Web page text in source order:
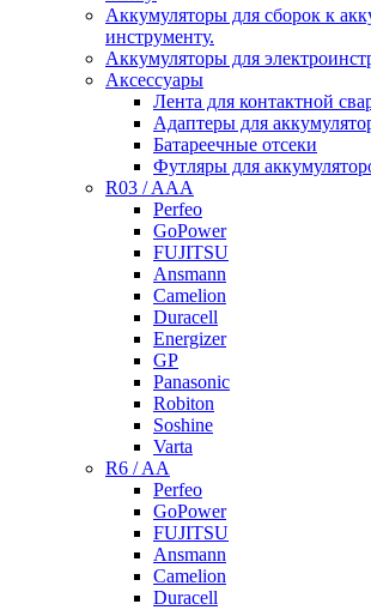
Аккумуляторы для сборок к
инструменту.
Аккумуляторы для
Аксессуары
Лента для контактной
Адаптеры для
Батареечные отсеки
Футляры для
R03 / AAA
Perfeo
GoPower
FUJITSU
Ansmann
Camelion
Duracell
Energizer
GP
Panasonic
Robiton
Soshine
Varta
R6 / AA
Perfeo
GoPower
FUJITSU
Ansmann
Camelion
Duracell